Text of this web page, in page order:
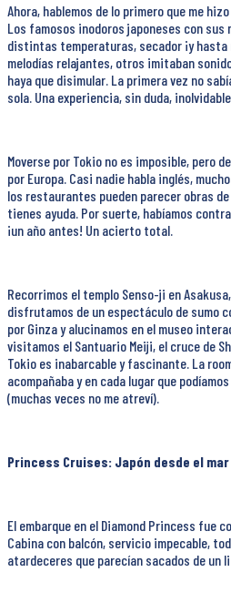
Ahora, hablemos de lo primero que me
Los famosos inodoros japoneses con
distintas temperaturas, secador ¡y hasta
melodías relajantes, otros imitaban
haya que disimular. La primera vez no
sola. Una experiencia, sin duda, inolvidable.
Moverse por Tokio no es imposible, pero
por Europa. Casi nadie habla inglés,
los restaurantes pueden parecer obras
tienes ayuda. Por suerte, habíamos
¡un año antes! Un acierto total.
Recorrimos el templo Senso-ji en
disfrutamos de un espectáculo de sumo
por Ginza y alucinamos en el museo
visitamos el Santuario Meiji, el cruce de
Tokio es inabarcable y fascinante. La
acompañaba y en cada lugar que
(muchas veces no me atreví).
Princess Cruises: Japón desde el mar
El embarque en el Diamond Princess fue
Cabina con balcón, servicio impecable,
atardeceres que parecían sacados de un